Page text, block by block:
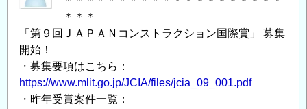
＊＊＊
「第９回ＪＡＰＡＮコンストラクション国際賞」 募集
開始！
・募集要項はこちら：
https://www.mlit.go.jp/JCIA/files/jcia_09_001.pdf
・昨年受賞案件一覧：